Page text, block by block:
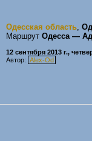
Одесская область,
Маршрут Одесса —
12 сентября 2013 г.,
Автор: Alex-Od